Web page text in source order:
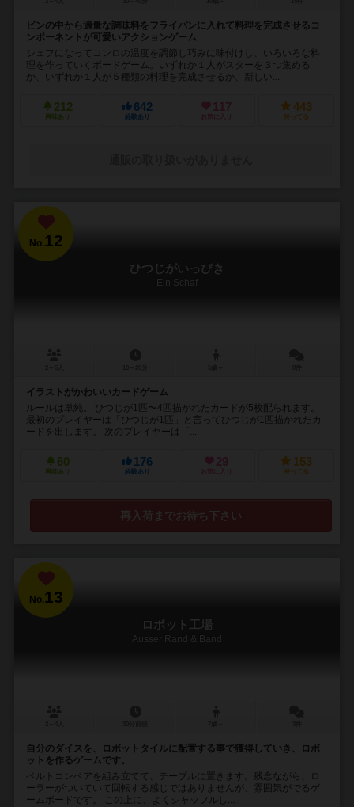
ビンの中から適量な調味料をフライパンに入れて料理を完成させるコ
ンポーネントが可愛いアクションゲーム
シェフになってコンロの温度を調節し巧みに味付けし、いろいろな料
理を作っていくボードゲーム。いずれか１人がスターを３つ集める
か、いずれか１人が５種類の料理を完成させるか、新しい...
212
興味あり
642
経験あり
117
お気に入り
443
持ってる
No.12
ひつじがいっぴき
Ein Schaf
イラストがかわいいカードゲーム
ルールは単純。 ひつじが1匹〜4匹描かれたカードが5枚配られます。
最初のプレイヤーは「ひつじが1匹」と言ってひつじが1匹描かれたカ
ードを出します。 次のプレイヤーは「...
60
興味あり
176
経験あり
29
お気に入り
153
持ってる
再入荷までお待ち下さい
No.13
ロボット工場
Ausser Rand & Band
自分のダイスを、ロボットタイルに配置する事で獲得していき、ロボ
ットを作るゲームです。
ベルトコンベアを組み立てて、テーブルに置きます。残念ながら、ロ
ーラーがついていて回転する感じではありませんが、雰囲気がでるゲ
ームボードです。 この上に、よくシャッフルし...